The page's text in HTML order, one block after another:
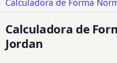
Calculadora de
Jordan